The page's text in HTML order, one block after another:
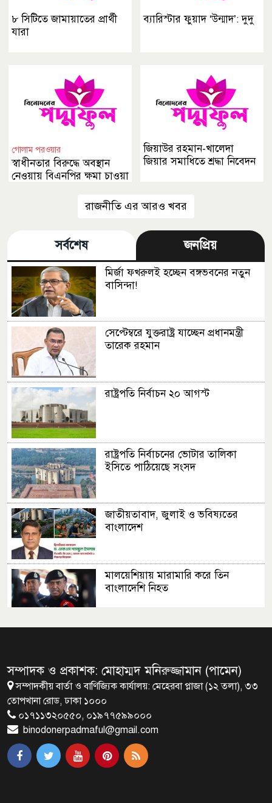
৮ সিটিতে জামায়াতের প্রার্থী
যারা
ব্যারিস্টার ফুয়াদ ‘উন্মাদ’: দুদু
গোলাম পরওয়ার
স্বাধীনতার বিরুদ্ধে অবস্থান
নেওয়ায় বিএনপির ক্ষমা চাওয়া
জিয়াউর রহমান-খালেদা
জিয়ার সমাধিতে শ্রদ্ধা নিবেদন
রাজনীতি এর আরও খবর
সর্বশেষ জনপ্রিয়
মির্জা ফখরুলই হচ্ছেন বঙ্গভবনের নতুন
বাসিন্দা!
সেপ্টেম্বরে যুক্তরাষ্ট্র যাচ্ছেন প্রধানমন্ত্রী
তারেক রহমান
রাষ্ট্রপতি নির্বাচন ২০ আগস্ট
রাষ্ট্রপতি নির্বাচনের ভোটার তালিকা
ইসিতে পাঠিয়েছে সংসদ
জাতীয়তাবাদ, জুলাই ও ভবিষ্যতের
বাংলাদেশ
মালয়েশিয়ায় মারামারি করে তিন
বাংলাদেশি নিহত
প্রধানমন্ত্রীর সঙ্গে সাক্ষাৎ সৌদি আরবের
প্রধানমন্ত্রীর সঙ্গে দক্ষিণ কোরিয়ার
বাণিজ্যমন্ত্রীর সাক্ষাৎ
সম্পাদক ও প্রকাশক: মোহাম্মদ মনিরুজ্জামান (পামেন)
সম্পাদকীয় বার্তা ও বাণিজ্যিক কার্যালয়: মেহেরবা প্লাজা (১২ তলা), ৩৩
তোপখানা রোড, ঢাকা ১০০০
০১৭১১৩২০৫৫০, ০১৯৭৭৫৯৯০০০
binodonerpadmaful@gmail.com